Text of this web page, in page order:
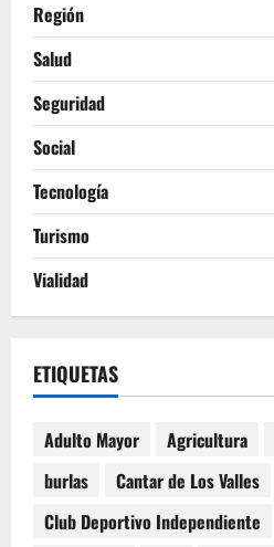
Región
Salud
Seguridad
Social
Tecnología
Turismo
Vialidad
ETIQUETAS
Adulto Mayor Agricultura
burlas
Cantar de Los Valles
Club Deportivo Independiente